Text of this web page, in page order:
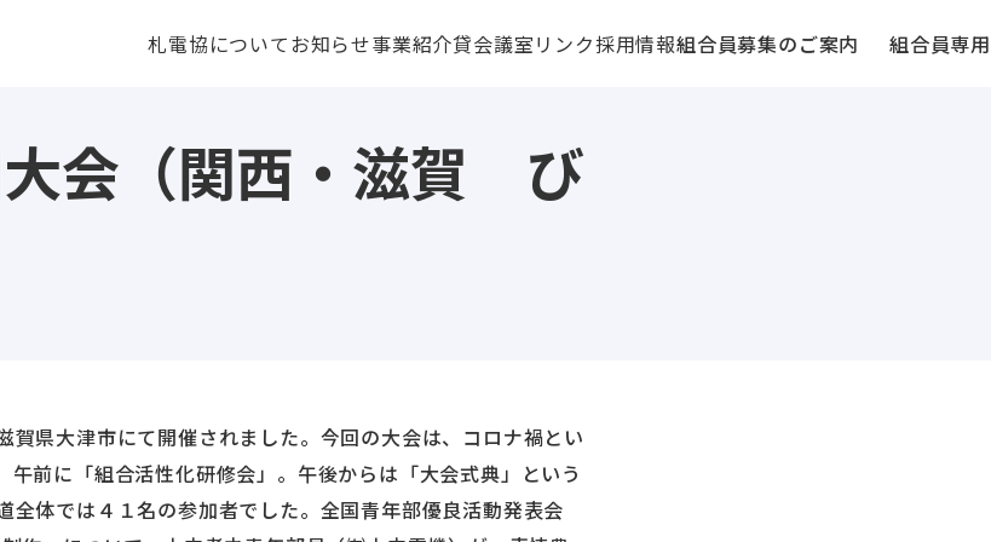
札電協についてお知らせ事業紹介貸会議室リンク採用情報組合員募集のご案内 組合員専用
会（関西・滋賀 び
賀県大津市にて開催されました。今回の大会は、コロナ禍とい
前に「組合活性化研修会」。午後からは「大会式典」という
体では４１名の参加者でした。全国青年部優良活動発表会